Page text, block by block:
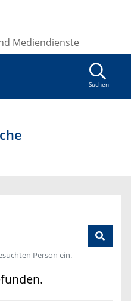
Mediendienste
Suchen
Person ein.